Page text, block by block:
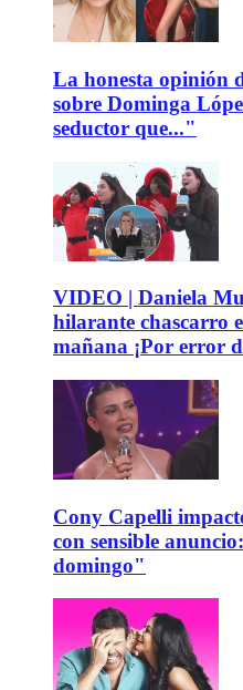
La honesta opinión
sobre Dominga
seductor que..."
VIDEO | Daniela
hilarante chascarro
mañana ¡Por error
Cony Capelli
con sensible
domingo"